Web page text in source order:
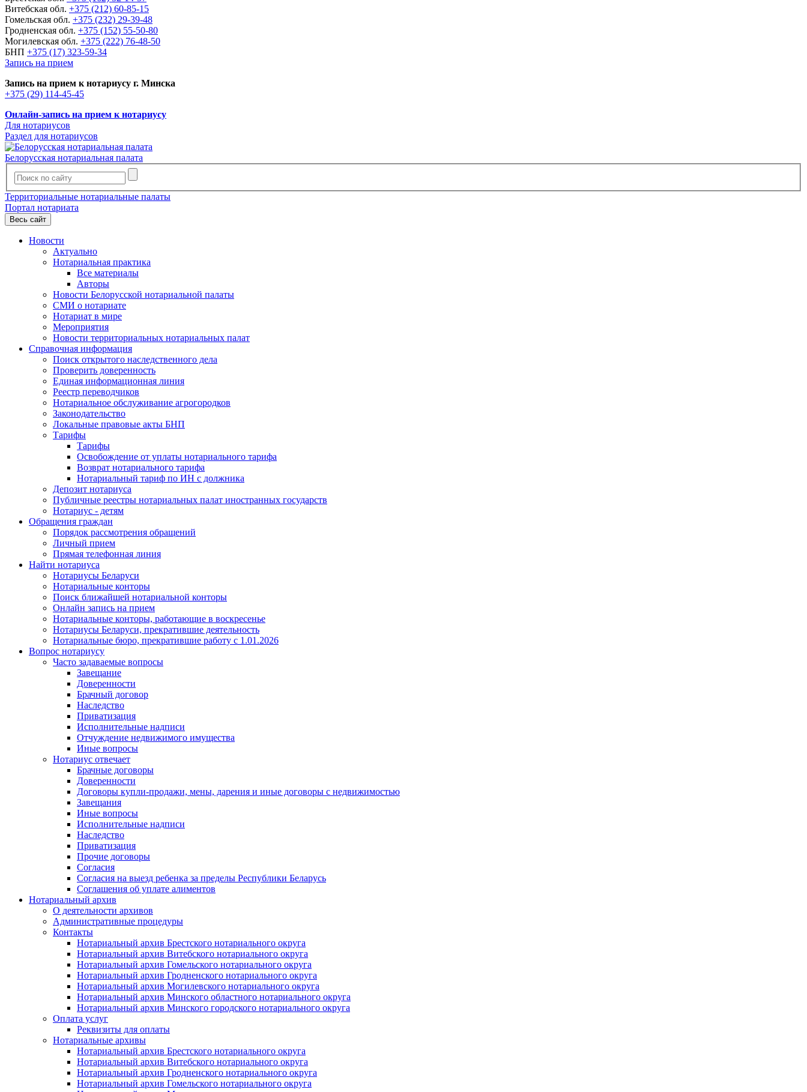
Витебская обл. +375 (212) 60-85-15
Гомельская обл. +375 (232) 29-39-48
Гродненская обл. +375 (152) 55-50-80
Могилевская обл. +375 (222) 76-48-50
БНП +375 (17) 323-59-34
Запись на прием
Запись на прием к нотариусу г. Минска
+375 (29) 114-45-45
Онлайн-запись на прием к нотариусу
Для нотариусов
Раздел для нотариусов
Белорусская нотариальная палата
Территориальные нотариальные палаты
Портал нотариата
Весь сайт
Новости
Актуально
Нотариальная практика
Все материалы
Авторы
Новости Белорусской нотариальной палаты
СМИ о нотариате
Нотариат в мире
Мероприятия
Новости территориальных нотариальных палат
Справочная информация
Поиск открытого наследственного дела
Проверить доверенность
Единая информационная линия
Реестр переводчиков
Нотариальное обслуживание агрогородков
Законодательство
Локальные правовые акты БНП
Тарифы
Тарифы
Освобождение от уплаты нотариального тарифа
Возврат нотариального тарифа
Нотариальный тариф по ИН с должника
Депозит нотариуса
Публичные реестры нотариальных палат иностранных государств
Нотариус - детям
Обращения граждан
Порядок рассмотрения обращений
Личный прием
Прямая телефонная линия
Найти нотариуса
Нотариусы Беларуси
Нотариальные конторы
Поиск ближайшей нотариальной конторы
Онлайн запись на прием
Нотариальные конторы, работающие в воскресенье
Нотариусы Беларуси, прекратившие деятельность
Нотариальные бюро, прекратившие работу с 1.01.2026
Вопрос нотариусу
Часто задаваемые вопросы
Завещание
Доверенности
Брачный договор
Наследство
Приватизация
Исполнительные надписи
Отчуждение недвижимого имущества
Иные вопросы
Нотариус отвечает
Брачные договоры
Доверенности
Договоры купли-продажи, мены, дарения и иные договоры с недвижимостью
Завещания
Иные вопросы
Исполнительные надписи
Наследство
Приватизация
Прочие договоры
Согласия
Согласия на выезд ребенка за пределы Республики Беларусь
Соглашения об уплате алиментов
Нотариальный архив
О деятельности архивов
Административные процедуры
Контакты
Нотариальный архив Брестского нотариального округа
Нотариальный архив Витебского нотариального округа
Нотариальный архив Гомельского нотариального округа
Нотариальный архив Гродненского нотариального округа
Нотариальный архив Могилевского нотариального округа
Нотариальный архив Минского областного нотариального округа
Нотариальный архив Минского городского нотариального округа
Оплата услуг
Реквизиты для оплаты
Нотариальные архивы
Нотариальный архив Брестского нотариального округа
Нотариальный архив Витебского нотариального округа
Нотариальный архив Гродненского нотариального округа
Нотариальный архив Гомельского нотариального округа